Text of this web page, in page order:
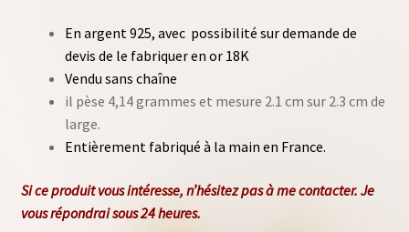
En argent 925, avec possibilité sur demande de
devis de le fabriquer en or 18K
Vendu sans chaîne
il pèse 4,14 grammes et mesure 2.1 cm sur 2.3 cm de
large.
Entièrement fabriqué à la main en France.
Si ce produit vous intéresse, n’hésitez pas à mecontacter. Je
vous répondrai sous 24 heures.